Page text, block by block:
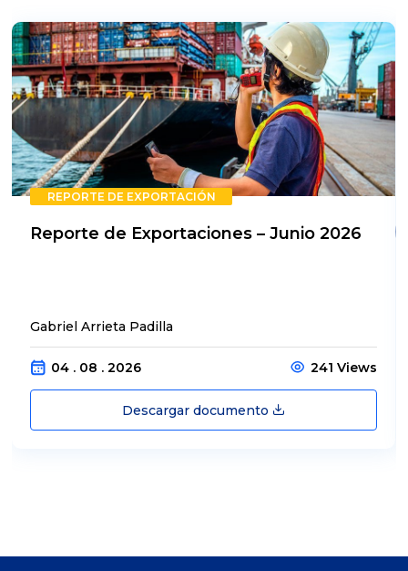
REPORTE DE EXPORTACIÓN
Reporte de Exportaciones – Junio 2026
Gabriel Arrieta Padilla
04 . 08 . 2026 241 Views
Descargar documento